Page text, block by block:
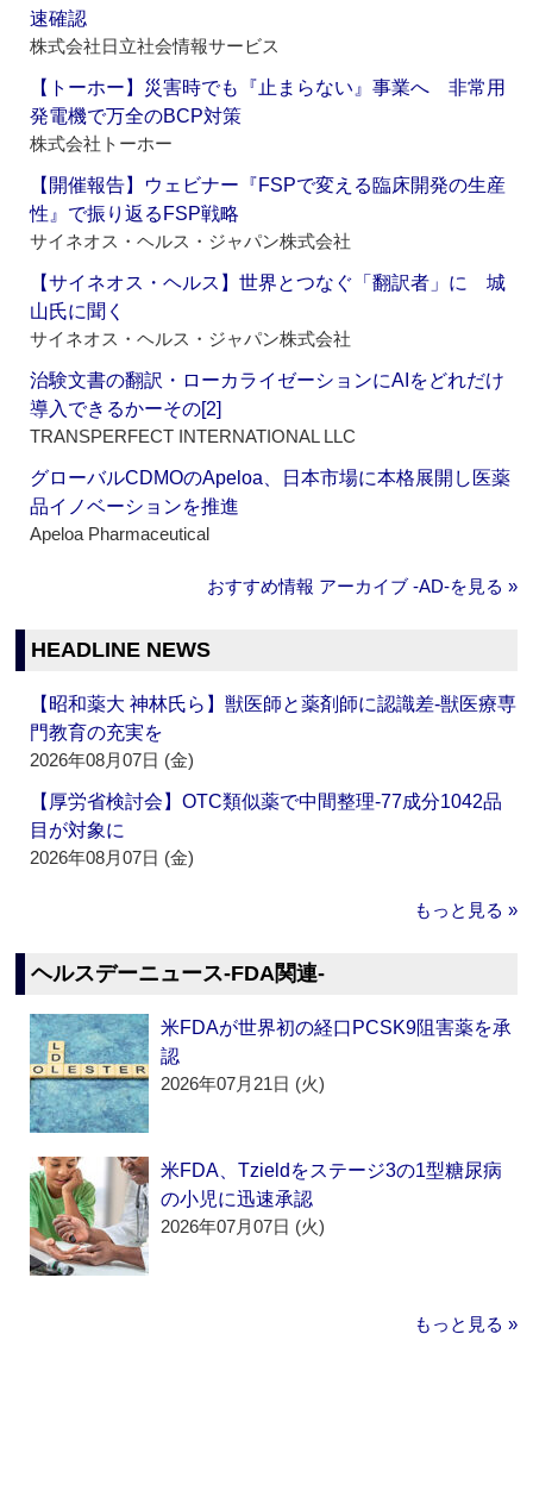
速確認
株式会社日立社会情報サービス
【トーホー】災害時でも『止まらない』事業へ 非常用
発電機で万全のBCP対策
株式会社トーホー
【開催報告】ウェビナー『FSPで変える臨床開発の生産
性』で振り返るFSP戦略
サイネオス・ヘルス・ジャパン株式会社
【サイネオス・ヘルス】世界とつなぐ「翻訳者」に 城
山氏に聞く
サイネオス・ヘルス・ジャパン株式会社
治験文書の翻訳・ローカライゼーションにAIをどれだけ
導入できるかーその[2]
TRANSPERFECT INTERNATIONAL LLC
グローバルCDMOのApeloa、日本市場に本格展開し医薬
品イノベーションを推進
Apeloa Pharmaceutical
おすすめ情報 アーカイブ ‐AD‐を見る »
HEADLINE NEWS
【昭和薬大 神林氏ら】獣医師と薬剤師に認識差‐獣医療専
門教育の充実を
2026年08月07日 (金)
【厚労省検討会】OTC類似薬で中間整理‐77成分1042品
目が対象に
2026年08月07日 (金)
もっと見る »
ヘルスデーニュース‐FDA関連‐
米FDAが世界初の経口PCSK9阻害薬を承
認
2026年07月21日 (火)
米FDA、Tzieldをステージ3の1型糖尿病
の小児に迅速承認
2026年07月07日 (火)
もっと見る »